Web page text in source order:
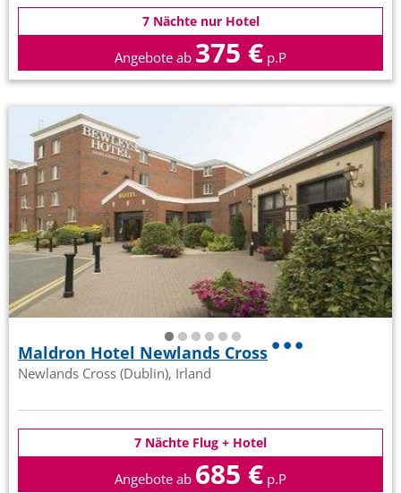
7 Nächte nur Hotel
Angebote ab 375 € p.P
Maldron Hotel Newlands Cross
Newlands Cross (Dublin), Irland
7 Nächte Flug + Hotel
Angebote ab 685 € p.P